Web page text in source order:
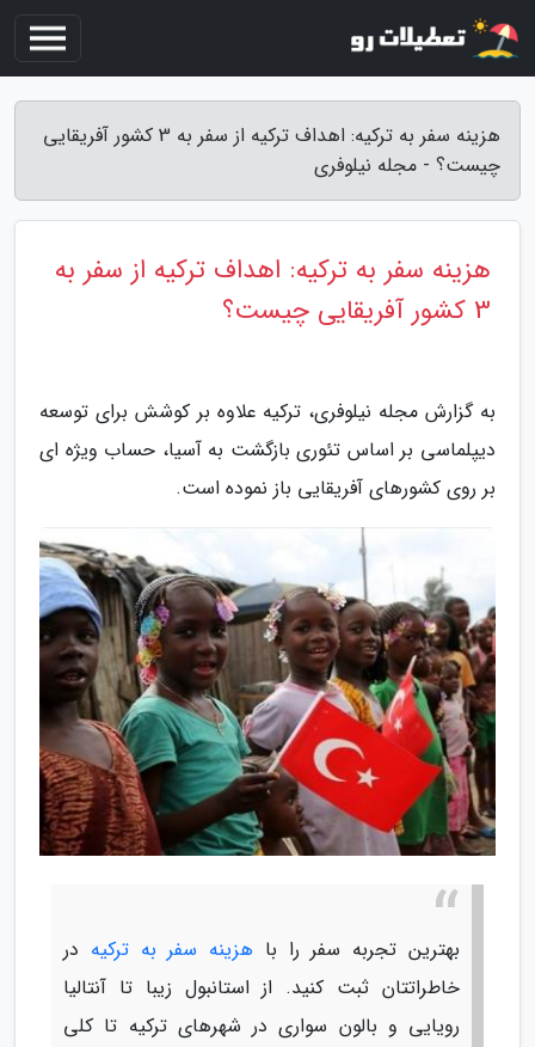
هزینه سفر به ترکیه: اهداف ترکیه از سفر به 3 کشور آفریقایی
چیست؟ - مجله نیلوفری
هزینه سفر به ترکیه: اهداف ترکیه از سفر به
3 کشور آفریقایی چیست؟
به گزارش مجله نیلوفری، ترکیه علاوه بر کوشش برای توسعه
دیپلماسی بر اساس تئوری بازگشت به آسیا، حساب ویژه ای
بر روی کشورهای آفریقایی باز نموده است.
بهترین تجربه سفر را با هزینه سفر به ترکیه در
خاطراتتان ثبت کنید. از استانبول زیبا تا آنتالیا
رویایی و بالون سواری در شهرهای ترکیه تا کلی